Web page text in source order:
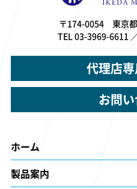
〒174-0054 東京
TEL 03-3969-6611
代理店
お問
ホーム
製品案内